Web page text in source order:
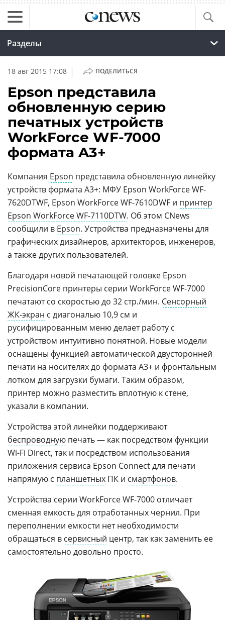
Разделы
18 авг 2015 17:08 | ПОДЕЛИТЬСЯ
Epson представила
обновленную серию
печатных устройств
WorkForce WF-7000
формата A3+
Компания Epson представила обновленную линейку
устройств формата A3+: МФУ Epson WorkForce WF-
7620DTWF, Epson WorkForce WF-7610DWF и принтер
Epson WorkForce WF-7110DTW. Об этом CNews
сообщили в Epson. Устройства предназначены для
графических дизайнеров, архитекторов, инженеров,
а также других пользователей.
Благодаря новой печатающей головке Epson
PrecisionCore принтеры серии WorkForce WF-7000
печатают со скоростью до 32 стр./мин. Сенсорный
ЖК-экран с диагональю 10,9 см и
русифицированным меню делает работу с
устройством интуитивно понятной. Новые модели
оснащены функцией автоматической двусторонней
печати на носителях до формата А3+ и фронтальным
лотком для загрузки бумаги. Таким образом,
принтер можно разместить вплотную к стене,
указали в компании.
Устройства этой линейки поддерживают
беспроводную печать — как посредством функции
Wi-Fi Direct, так и посредством использования
приложения сервиса Epson Connect для печати
напрямую с планшетных ПК и смартфонов.
Устройства серии WorkForce WF-7000 отличает
сменная емкость для отработанных чернил. При
переполнении емкости нет необходимости
обращаться в сервисный центр, так как заменить ее
самостоятельно довольно просто.